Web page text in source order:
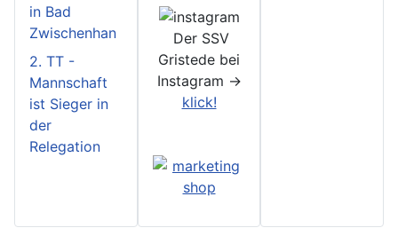
in Bad
Zwischenhan
2. TT -
Mannschaft
ist Sieger in
der
Relegation
Der SSV
Gristede bei
Instagram ->
klick!